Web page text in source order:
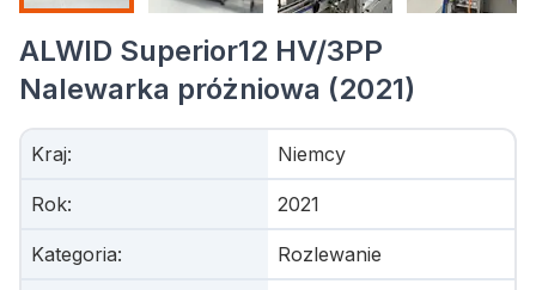
ALWID Superior12 HV/3PP
Nalewarka próżniowa (2021)
Kraj: Niemcy
Rok: 2021
Kategoria: Rozlewanie